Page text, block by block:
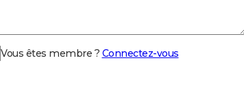
Vous êtes membre ? Connectez-vous